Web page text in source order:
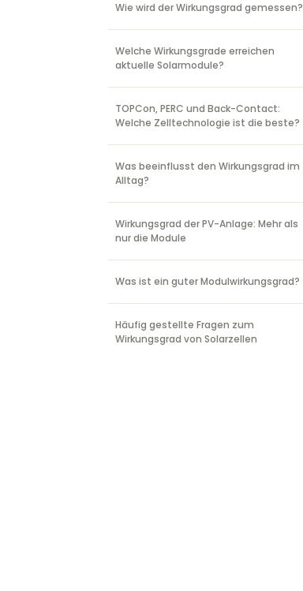
Wie wird der Wirkungsgrad gemessen?
Welche Wirkungsgrade erreichen
aktuelle Solarmodule?
TOPCon, PERC und Back-Contact:
Welche Zelltechnologie ist die beste?
Was beeinflusst den Wirkungsgrad im
Alltag?
Wirkungsgrad der PV-Anlage: Mehr als
nur die Module
Was ist ein guter Modulwirkungsgrad?
Häufig gestellte Fragen zum
Wirkungsgrad von Solarzellen